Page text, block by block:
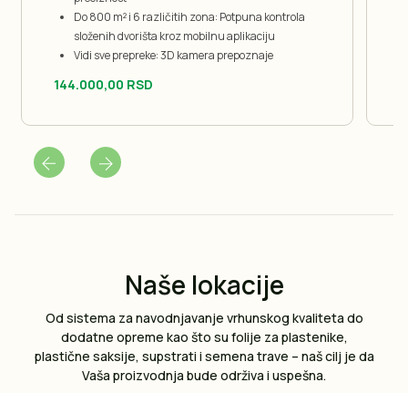
Do 800 m² i 6 različitih zona: Potpuna kontrola
složenih dvorišta kroz mobilnu aplikaciju
Vidi sve prepreke: 3D kamera prepoznaje
Čuva travnjak: Plutajući diskovi prate konture
pravilnim linijama za potpunu pokrivenost
Instalaciju kosilice vrše isključivo naša stručna
144.000,00 RSD
Naše lokacije
Od sistema za navodnjavanje vrhunskog kvaliteta do
dodatne opreme kao što su folije za plastenike,
plastične saksije, supstrati i semena trave – naš cilj je da
Vaša proizvodnja bude održiva i uspešna.